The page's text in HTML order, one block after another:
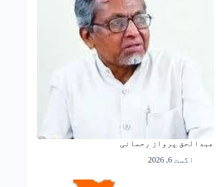
عبدالحق پرواز رحمانی
اگست 6, 2026